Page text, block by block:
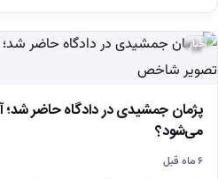
اخبار
پژمان جمشیدی در دادگاه حاضر
می‌شود؟
۶ ماه قبل